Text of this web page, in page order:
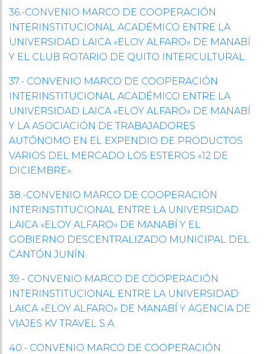
36.-CONVENIO MARCO DE COOPERACIÓN
INTERINSTITUCIONAL ACADÉMICO ENTRE LA
UNIVERSIDAD LAICA «ELOY ALFARO» DE MANABÍ
Y EL CLUB ROTARIO DE QUITO INTERCULTURAL.
37.- CONVENIO MARCO DE COOPERACIÓN
INTERINSTITUCIONAL ACADÉMICO ENTRE LA
UNIVERSIDAD LAICA «ELOY ALFARO» DE MANABÍ
Y LA ASOCIACIÓN DE TRABAJADORES
AUTÓNOMO EN EL EXPENDIO DE PRODUCTOS
VARIOS DEL MERCADO LOS ESTEROS «12 DE
DICIEMBRE».
38.-CONVENIO MARCO DE COOPERACIÓN
INTERINSTITUCIONAL ENTRE LA UNIVERSIDAD
LAICA «ELOY ALFARO» DE MANABÍ Y EL
GOBIERNO DESCENTRALIZADO MUNICIPAL DEL
CANTÓN JUNÍN.
39.- CONVENIO MARCO DE COOPERACIÓN
INTERINSTITUCIONAL ENTRE LA UNIVERSIDAD
LAICA «ELOY ALFARO» DE MANABÍ Y AGENCIA DE
VIAJES KV TRAVEL S.A.
40.- CONVENIO MARCO DE COOPERACIÓN